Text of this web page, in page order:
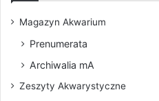
Magazyn Akwarium
Prenumerata
Archiwalia mA
Zeszyty Akwarystyczne